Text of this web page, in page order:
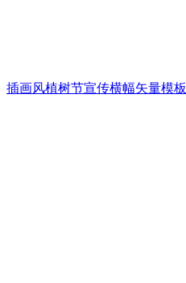
插画风植树节宣传横幅矢量模板